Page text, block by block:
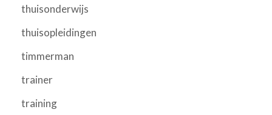
thuisonderwijs
thuisopleidingen
timmerman
trainer
training